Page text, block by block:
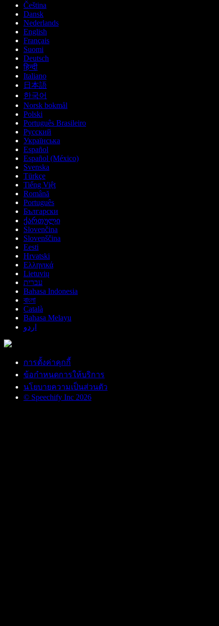
Čeština
Dansk
Nederlands
English
Français
Suomi
Deutsch
हिन्दी
Italiano
日本語
한국어
Norsk bokmål
Polski
Português Brasileiro
Русский
Українська
Español
Español (México)
Svenska
Türkçe
Tiếng Việt
Română
Português
Български
ქართული
Slovenčina
Slovenščina
Eesti
Hrvatski
Ελληνικά
Lietuvių
עברית
Bahasa Indonesia
বাংলা
Català
Bahasa Melayu
اردو
การตั้งค่าคุกกี้
ข้อกำหนดการให้บริการ
นโยบายความเป็นส่วนตัว
© Speechify Inc 2026